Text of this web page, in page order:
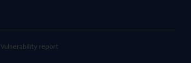
Vulnerability report